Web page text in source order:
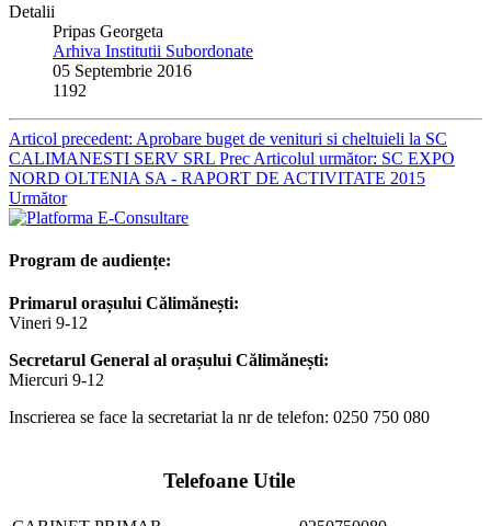
Detalii
Pripas Georgeta
Arhiva Institutii Subordonate
05 Septembrie 2016
1192
Articol precedent: Aprobare buget de venituri si cheltuieli la SC
CALIMANESTI SERV SRL Prec Articolul următor: SC EXPO
NORD OLTENIA SA - RAPORT DE ACTIVITATE 2015
Următor
Program de audiențe:
Primarul orașului Călimănești:
Vineri 9-12
Secretarul General al orașului Călimănești:
Miercuri 9-12
Inscrierea se face la secretariat la nr de telefon: 0250 750 080
Telefoane Utile